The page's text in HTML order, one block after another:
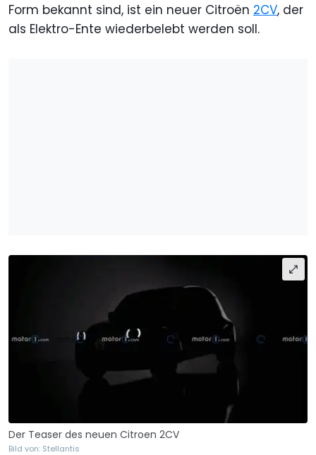
Form bekannt sind, ist ein neuer Citroën 2CV, der
als Elektro-Ente wiederbelebt werden soll.
Der Teaser des neuen Citroen 2CV
Bild von: Stellantis